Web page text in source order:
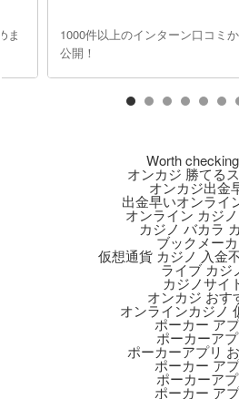
ま
1000件以上のインターン口コミ
公開！
Worth
オンカジ 勝てる
オンカジ出金
出金早いオンライ
オンライン カジ
カジノ バカラ
ブックメー
仮想通貨 カジノ 入金
ライブ カジ
カジノサイ
オンカジ おす
オンラインカジノ
ポーカー ア
ポーカーアプ
ポーカーアプリ
ポーカー ア
ポーカーアプ
ポーカー ア